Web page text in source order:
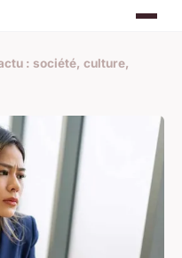
: société, culture,